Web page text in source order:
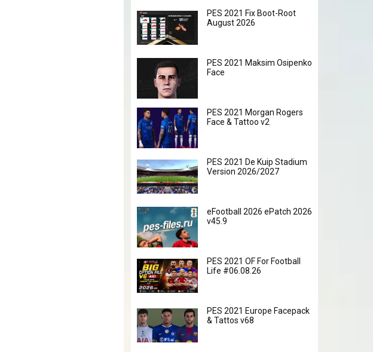
PES 2021 Fix Boot-Root
August 2026
PES 2021 Maksim Osipenko
Face
PES 2021 Morgan Rogers
Face & Tattoo v2
PES 2021 De Kuip Stadium
Version 2026/2027
eFootball 2026 ePatch 2026
v45.9
PES 2021 OF For Football
Life #06.08.26
PES 2021 Europe Facepack
& Tattos v68